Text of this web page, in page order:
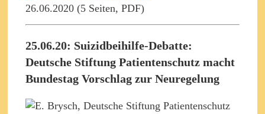
26.06.2020 (5 Seiten, PDF)
25.06.20: Suizidbeihilfe-Debatte:
Deutsche Stiftung Patientenschutz macht
Bundestag Vorschlag zur Neuregelung